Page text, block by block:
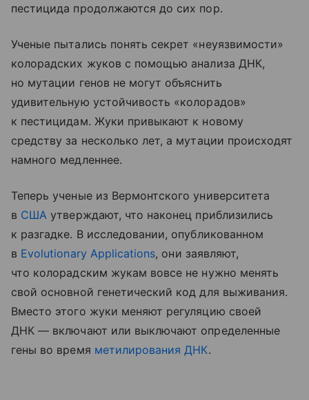
пестицида продолжаются до сих пор.
Ученые пытались понять секрет «неуязвимости»
колорадских жуков с помощью анализа ДНК,
но мутации генов не могут объяснить
удивительную устойчивость «колорадов»
к пестицидам. Жуки привыкают к новому
средству за несколько лет, а мутации происходят
намного медленнее.
Теперь ученые из Вермонтского университета
в США утверждают, что наконец приблизились
к разгадке. В исследовании, опубликованном
в Evolutionary Applications, они заявляют,
что колорадским жукам вовсе не нужно менять
свой основной генетический код для выживания.
Вместо этого жуки меняют регуляцию своей
ДНК — включают или выключают определенные
гены во время метилирования ДНК.